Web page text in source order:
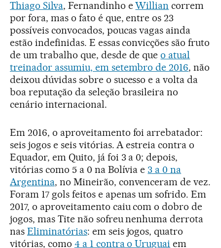
Thiago Silva, Fernandinho eWillian correm
por fora, mas o fato é que, entre os 23
possíveis convocados, poucas vagas ainda
estão indefinidas. E essas convicções são fruto
de um trabalho que, desde de queo atual
treinador assumiu, em setembro de 2016, não
deixou dúvidas sobre o sucesso e a volta da
boa reputação da seleção brasileira no
cenário internacional.
Em 2016, o aproveitamento foi arrebatador:
seis jogos e seis vitórias. A estreia contra o
Equador, em Quito, já foi 3 a 0; depois,
vitórias como 5 a 0 na Bolívia e 3 a 0 na
Argentina, no Mineirão, convenceram de vez.
Foram 17 gols feitos e apenas um sofrido. Em
2017, o aproveitamento caiu com o dobro de
jogos, mas Tite não sofreu nenhuma derrota
nas Eliminatórias: em seis jogos, quatro
vitórias, como 4 a 1 contra o Uruguai em